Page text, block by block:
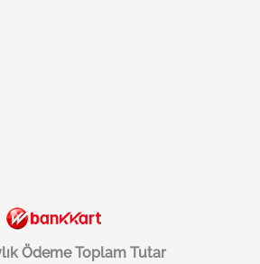
Ödeme Toplam Tutar